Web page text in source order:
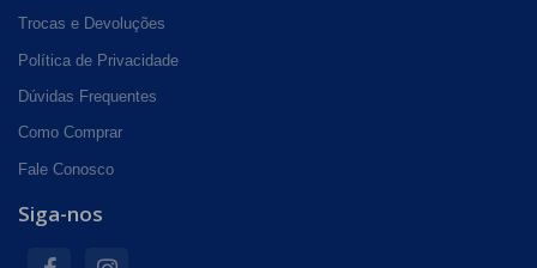
Trocas e Devoluções
Política de Privacidade
Dúvidas Frequentes
Como Comprar
Fale Conosco
Siga-nos